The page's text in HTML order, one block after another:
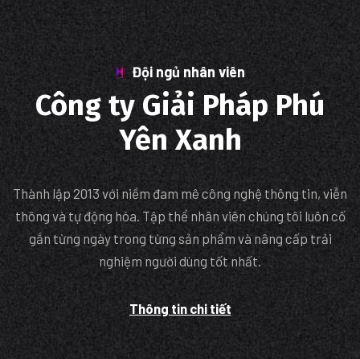
Đội ngủ nhân viên
Công ty Giải Pháp Phú
Yên Xanh
Thành lập 2013 với niềm đam mê công nghệ thông tin, viễn
thông và tự động hóa. Tập thể nhân viên chúng tôi luôn cố
gắn từng ngày trong từng sản phẩm và nâng cấp trải
nghiệm người dùng tốt nhất.
Thông tin chi tiết